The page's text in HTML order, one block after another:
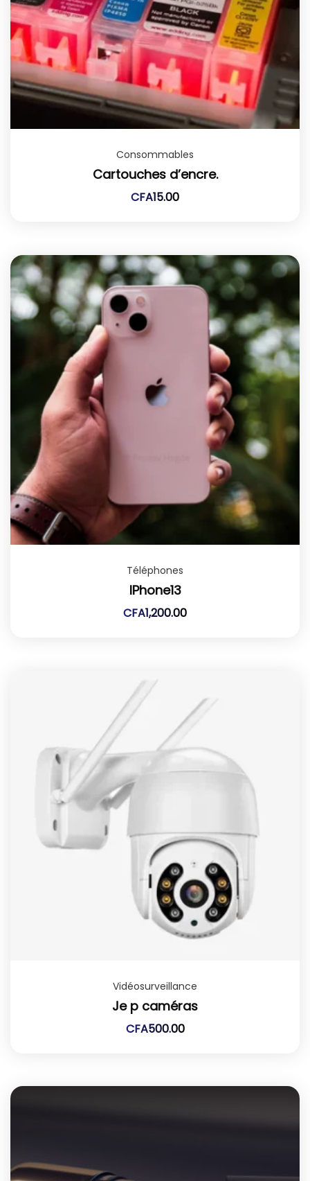
Consommables
Cartouches d’encre.
CFA15.00
Téléphones
IPhone13
CFA1,200.00
Vidéosurveillance
Je p caméras
CFA500.00